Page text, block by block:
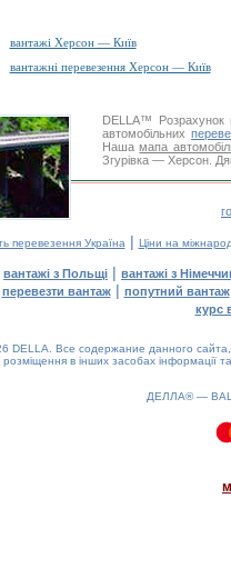
вантажі Херсон — Київ
вантажні перевезення Херсон — Київ
DELLA™
Розрахунок
автомобільних
Нашамапа
Згурівка — Херсон.
перевезення Україна | Ціни на
вантажі з Польщі | вантажі з
перевезти вантаж| попутний вантаж
курс
DELLA. Все содержание данного
розміщення в інших засобах інформації
ДЕЛЛА® —